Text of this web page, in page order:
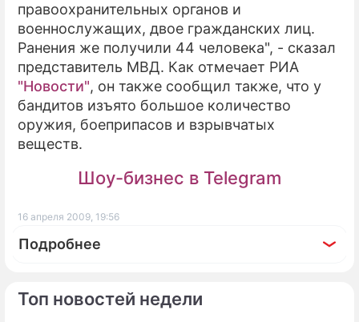
О ПРОЕКТЕ
Топ новостей недели
правоохранительных органов и
военнослужащих, двое гражданских лиц.
Ранения же получили 44 человека", - сказал
представитель МВД. Как отмечает РИА
"Новости", он также сообщил также, что у
бандитов изъято большое количество
оружия, боеприпасов и взрывчатых
веществ.
Шоу-бизнес в Telegram
16 апреля 2009, 19:56
Подробнее